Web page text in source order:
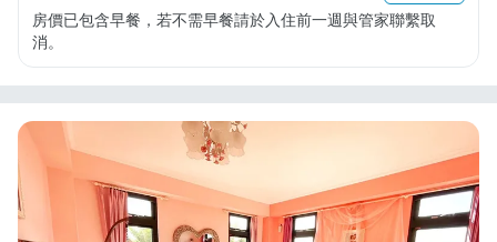
房價已包含早餐，若不需早餐請於入住前一週與管家聯繫取
消。